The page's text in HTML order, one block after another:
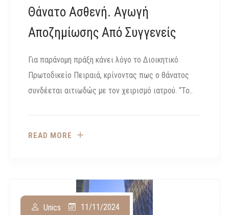
Θάνατο Ασθενή. Αγωγή
Αποζημίωσης Από Συγγενείς
Για παράνομη πράξη κάνει λόγο το Διοικητικό
Πρωτοδικείο Πειραιά, κρίνοντας πως ο θάνατος
συνδέεται αιτιωδώς με τον χειρισμό ιατρού. “Το..
READ MORE
Unics 11/11/2024